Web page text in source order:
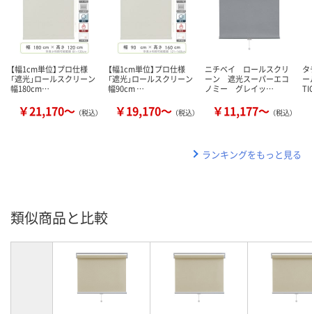
【幅1cm単位】プロ仕様
「遮光」ロールスクリーン
幅180cm…
￥21,170～ （税込）
【幅1cm単位】プロ仕様
「遮光」ロールスクリーン
幅90cm …
￥19,170～ （税込）
ニチベイ ロールスクリ
ーン 遮光スーパーエコ
ノミー グレイッ…
￥11,177～ （税込）
ランキングをもっと見る
類似商品と比較